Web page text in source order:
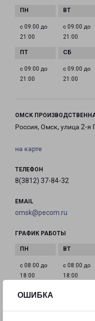
ОШИБКА
с 09:00 до
21:00
с 09:00 до
21:00
с 09:00 до
21:00
с 09:00 до
21:00
ОМСК
Россия, Омск, улица 2-я
на карте
ТЕЛЕФОН
8(3812) 37-84-32
EMAIL
omsk@pecom.ru
ГРАФИК РАБОТЫ
с 08:00 до
18:00
с 08:00 до
18:00